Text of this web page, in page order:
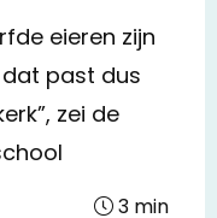
eieren zijn
past dus
zei de
3 min